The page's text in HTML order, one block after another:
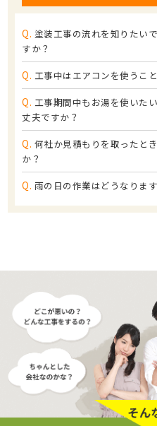
Q. 塗装工事の流れを知りたい
すか？
Q. 工事中はエアコンを使うこ
Q. 工事期間中もお湯を使いた
丈夫ですか？
Q. 何社か見積もりを取ったと
か？
Q. 雨の日の作業はどうなりま